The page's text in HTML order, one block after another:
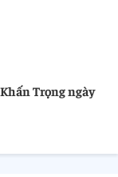
Trọng ngày